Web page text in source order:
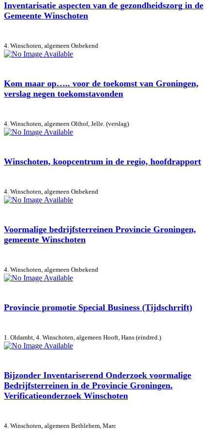
Inventarisatie aspecten van de gezondheidszorg in de
Gemeente Winschoten
4. Winschoten, algemeen Onbekend
Kom maar op….. voor de toekomst van Groningen,
verslag negen toekomstavonden
4. Winschoten, algemeen Olthof, Jelle. (verslag)
Winschoten, koopcentrum in de regio, hoofdrapport
4. Winschoten, algemeen Onbekend
Voormalige bedrijfsterreinen Provincie Groningen,
gemeente Winschoten
4. Winschoten, algemeen Onbekend
Provincie promotie Special Business (Tijdschrrift)
1. Oldambt, 4. Winschoten, algemeen Hooft, Hans (eindred.)
Bijzonder Inventariserend Onderzoek voormalige
Bedrijfsterreinen in de Provincie Groningen.
Verificatieonderzoek Winschoten
4. Winschoten, algemeen Bethlehem, Marc